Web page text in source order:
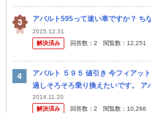
アバルト595って速い車ですか？ ち
2015.12.31
解決済み
回答数： 2 閲覧数： 12,251
アバルト ５９５ 値引き 今フィアッ
過しそろそろ乗り換えたいです。 ア
きはありますの？ マフラー無料なら
2014.11.20
解決済み
回答数： 2 閲覧数： 10,266